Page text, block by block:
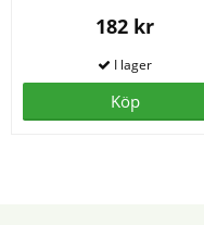
182 kr
Köp